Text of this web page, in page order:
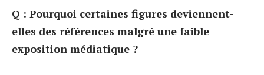
Q : Pourquoi certaines figures deviennent-
elles des références malgré une faible
exposition médiatique ?